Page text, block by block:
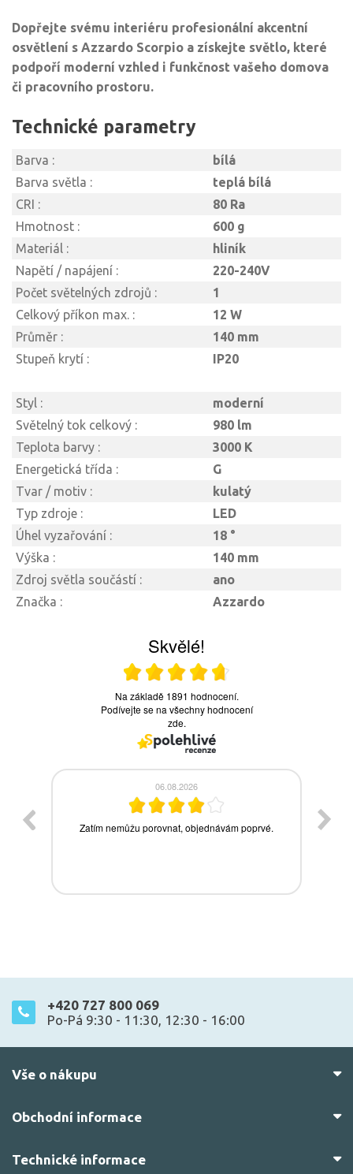
Dopřejte svému interiéru profesionální akcentní
osvětlení s Azzardo Scorpio a získejte světlo, které
podpoří moderní vzhled i funkčnost vašeho domova
či pracovního prostoru.
Technické parametry
Barva :
bílá
Barva světla :
teplá bílá
CRI :
80 Ra
Hmotnost :
600 g
Materiál :
hliník
Napětí / napájení :
220-240V
Počet světelných zdrojů :
1
Celkový příkon max. :
12 W
Průměr :
140 mm
Stupeň krytí :
IP20
Styl :
moderní
Světelný tok celkový :
980 lm
Teplota barvy :
3000 K
Energetická třída :
G
Tvar / motiv :
kulatý
Typ zdroje :
LED
Úhel vyzařování :
18 °
Výška :
140 mm
Zdroj světla součástí :
ano
Značka :
Azzardo
+420 727 800 069
Po-Pá 9:30 - 11:30, 12:30 - 16:00
Vše o nákupu
Obchodní informace
Technické informace